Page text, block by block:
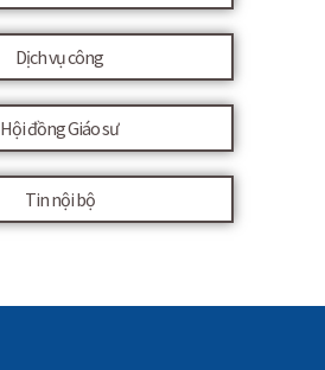
Dịch vụ công
Hội đồng Giáo sư
Tin nội bộ